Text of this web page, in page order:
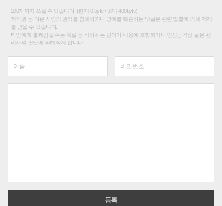
200자까지 쓰실 수 있습니다. (현재 0 byte / 최대 400byte)
저작권 등 다른 사람의 권리를 침해하거나 명예를 훼손하는 댓글은 관련 법률에 의해 제재
를 받을 수 있습니다.
타인에게 불쾌감을 주는 욕설 등 비하하는 단어가 내용에 포함되거나 인신공격성 글은 관
리자의 판단에 의해 삭제 합니다.